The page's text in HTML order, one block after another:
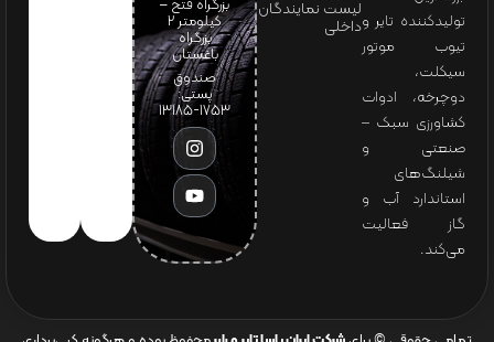
تولیدکننده تایر و
تیوب موتور
سیکلت،
دوچرخه، ادوات
کشاورزی سبک –
صنعتی و
شیلنگ‌های
استاندارد آب و
گاز فعالیت
می‌کند.
لیست نمایندگان
داخلی
بزرگراه فتح –
کیلومتر ۲
بزرگراه
باغستان
صندوق
پستی:
1753-13185